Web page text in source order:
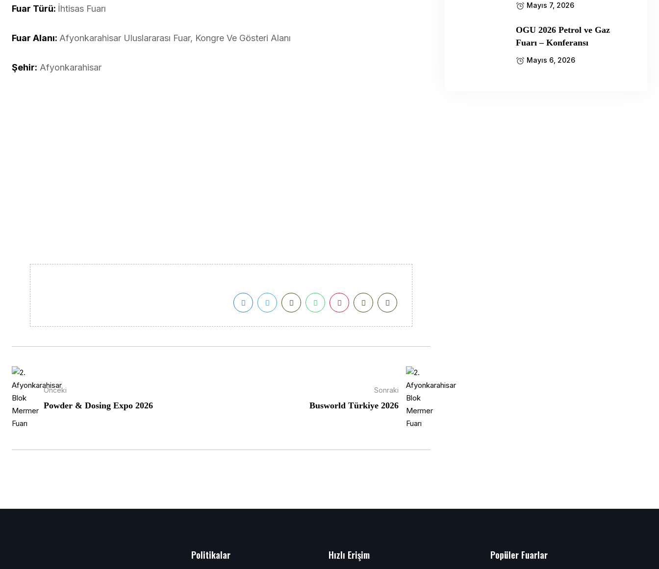
Fuar Türü: İhtisas Fuarı
Fuar Alanı: Afyonkarahisar Uluslararası Fuar, Kongre Ve Gösteri Alanı
Şehir: Afyonkarahisar
Önceki
Powder & Dosing Expo 2026
Sonraki
Busworld Türkiye 2026
Mayıs 7, 2026
OGU 2026 Petrol ve Gaz
Fuarı – Konferansı
Mayıs 6, 2026
Politikalar Hızlı Erişim Popüler Fuarlar